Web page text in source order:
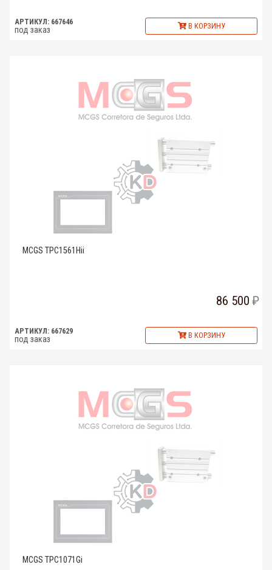
АРТИКУЛ: 667646
под заказ В КОРЗИНУ
MCGS TPC1561Hii
86 500
АРТИКУЛ: 667629
под заказ В КОРЗИНУ
MCGS TPC1071Gi